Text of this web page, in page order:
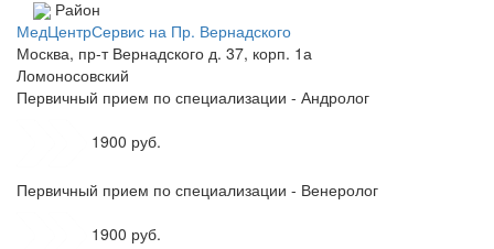
Район
МедЦентрСервис на Пр. Вернадского
Москва, пр-т Вернадского д. 37, корп. 1а
Ломоносовский
Первичный прием по специализации - Андролог
1900 руб.
Первичный прием по специализации - Венеролог
1900 руб.